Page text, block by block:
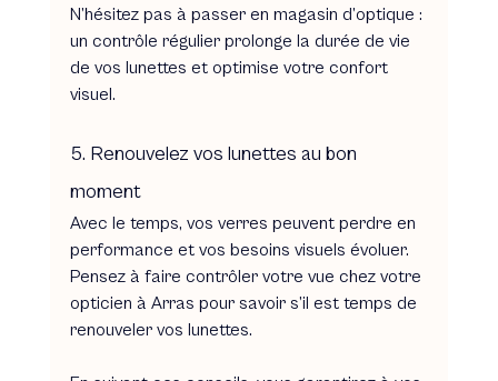
N’hésitez pas à passer en magasin d’optique :
un contrôle régulier prolonge la durée de vie
de vos lunettes et optimise votre confort
visuel.
5. Renouvelez vos lunettes au bon
moment
Avec le temps, vos verres peuvent perdre en
performance et vos besoins visuels évoluer.
Pensez à faire contrôler votre vue chez votre
opticien à Arras pour savoir s’il est temps de
renouveler vos lunettes.